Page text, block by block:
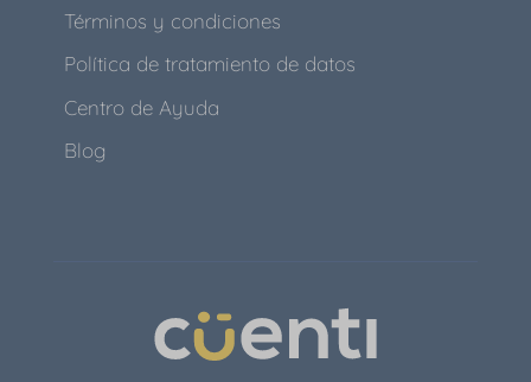
Términos y condiciones
Política de tratamiento de datos
Centro de Ayuda
Blog